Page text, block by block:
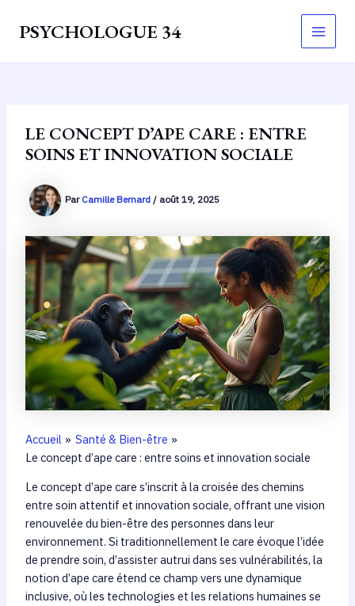
PSYCHOLOGUE 34
Main
LE CONCEPT D’APE CARE : ENTRE
SOINS ET INNOVATION SOCIALE
Par Camille Bernard / août 19, 2025
Accueil
Santé & Bien-être
Le concept d’ape care : entre soins et innovation sociale
Le concept d’ape care s’inscrit à la croisée des chemins
entre soin attentif et innovation sociale, offrant une vision
renouvelée du bien-être des personnes dans leur
environnement. Si traditionnellement le care évoque l’idée
de prendre soin, d’assister autrui dans ses vulnérabilités, la
notion d’ape care étend ce champ vers une dynamique
inclusive, où les technologies et les relations humaines se